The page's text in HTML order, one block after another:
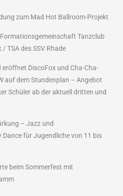
zum Mad Hot Ballroom-Projekt
Tanzclub
TSA des SSV Rhade
DiscoFox und Cha-Cha-
auf dem Stundenplan – Angebot
Schüler ab der aktuell dritten und
– Jazz und
für Jugendliche von 11 bis
beim Sommerfest mit